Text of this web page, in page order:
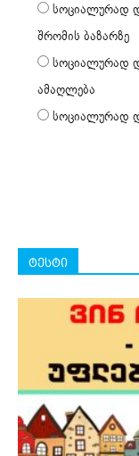
სოციალურად
შრომის ბაზარზე
სოციალურად
ამაღლება
სოციალურად
ტესტი